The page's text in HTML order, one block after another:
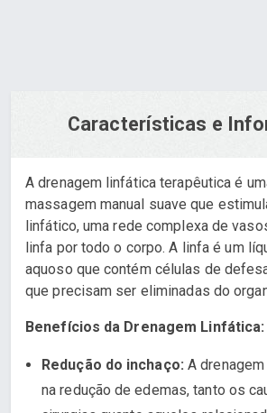
Características e
A drenagem linfática terapêutica é
massagem manual suave que
linfático, uma rede complexa de
linfa por todo o corpo. A linfa é um
aquoso que contém células de
que precisam ser eliminadas do
Benefícios da Drenagem Linfática:
Redução do inchaço: A
na redução de edemas, tanto os